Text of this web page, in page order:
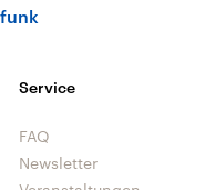
Service
FAQ
Newsletter